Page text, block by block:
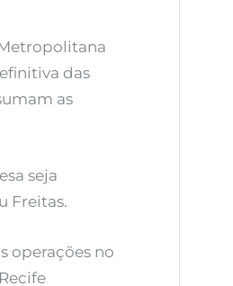
das
as
seja
Freitas.
operações no